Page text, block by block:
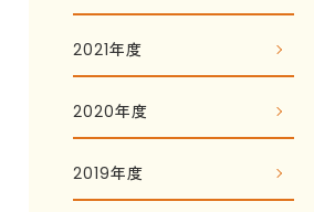
2021年度
2020年度
2019年度